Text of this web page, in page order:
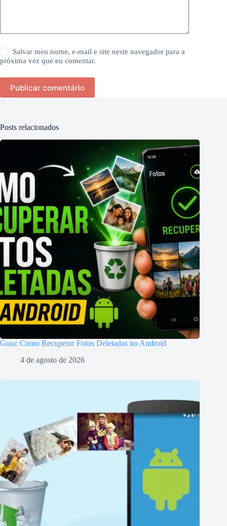
Salvar meu nome, e-mail e site neste navegador para a
próxima vez que eu comentar.
Publicar comentário
Posts relacionados
Guia: Como Recuperar Fotos Deletadas no Android
4 de agosto de 2026